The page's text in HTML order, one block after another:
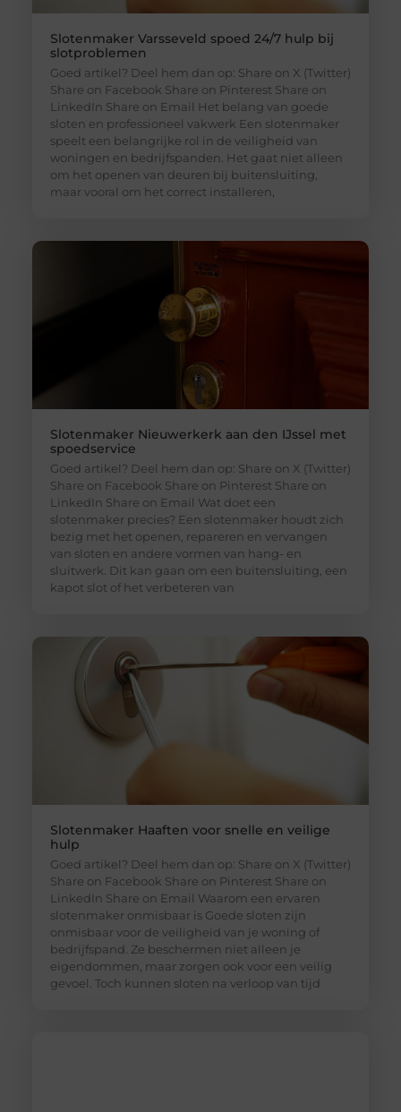
Slotenmaker Varsseveld spoed 24/7 hulp bij
slotproblemen
Goed artikel? Deel hem dan op: Share on X (Twitter)
Share on Facebook Share on Pinterest Share on
LinkedIn Share on Email Het belang van goede
sloten en professioneel vakwerk Een slotenmaker
speelt een belangrijke rol in de veiligheid van
woningen en bedrijfspanden. Het gaat niet alleen
om het openen van deuren bij buitensluiting,
maar vooral om het correct installeren,
Slotenmaker Nieuwerkerk aan den IJssel met
spoedservice
Goed artikel? Deel hem dan op: Share on X (Twitter)
Share on Facebook Share on Pinterest Share on
LinkedIn Share on Email Wat doet een
slotenmaker precies? Een slotenmaker houdt zich
bezig met het openen, repareren en vervangen
van sloten en andere vormen van hang- en
sluitwerk. Dit kan gaan om een buitensluiting, een
kapot slot of het verbeteren van
Slotenmaker Haaften voor snelle en veilige
hulp
Goed artikel? Deel hem dan op: Share on X (Twitter)
Share on Facebook Share on Pinterest Share on
LinkedIn Share on Email Waarom een ervaren
slotenmaker onmisbaar is Goede sloten zijn
onmisbaar voor de veiligheid van je woning of
bedrijfspand. Ze beschermen niet alleen je
eigendommen, maar zorgen ook voor een veilig
gevoel. Toch kunnen sloten na verloop van tijd